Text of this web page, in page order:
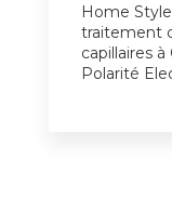
Home
traitement
capillaires
Polarité